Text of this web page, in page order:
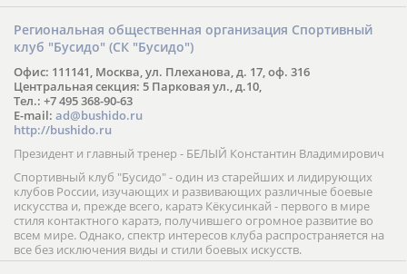
Региональная общественная организация Спортивный
клуб "Бусидо" (СК "Бусидо")
Офис: 111141, Москва, ул. Плеханова, д. 17, оф. 316
Центральная секция: 5 Парковая ул., д.10,
Тел.: +7 495 368-90-63
E-mail: ad@bushido.ru
http://bushido.ru
Президент и главный тренер - БЕЛЫЙ Константин Владимирович
Спортивный клуб "Бусидо" - один из старейших и лидирующих
клубов России, изучающих и развивающих различные боевые
искусства и, прежде всего, каратэ Кёкусинкай - первого в мире
стиля контактного каратэ, получившего огромное развитие во
всем мире. Однако, спектр интересов клуба распространяется на
все без исключения виды и стили боевых искусств.